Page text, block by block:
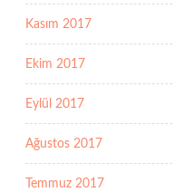
Kasım 2017
Ekim 2017
Eylül 2017
Ağustos 2017
Temmuz 2017